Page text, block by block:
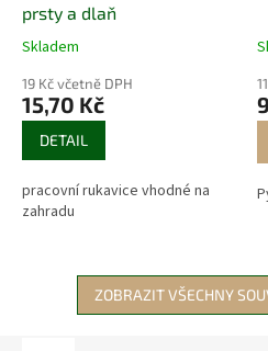
prsty a dlaň
Skladem
19 Kč včetně DPH
15,70 Kč
DETAIL
pracovní rukavice vhodné na
zahradu
ZOBRAZIT VŠECHNY